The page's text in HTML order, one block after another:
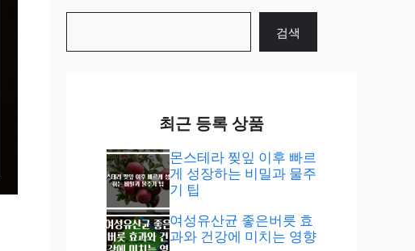
검색
최근 등록 상품
몬스테라 찢잎 이후 빠르
게 성장하는 비밀과 물주
기 팁
여성유산균 좋은버릇 효
과와 건강에 미치는 영향